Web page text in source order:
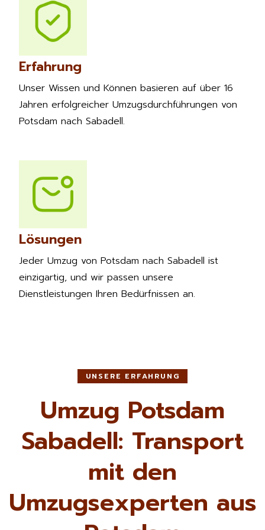
Erfahrung
Unser Wissen und Können basieren auf über 16
Jahren erfolgreicher Umzugsdurchführungen von
Potsdam nach Sabadell.
Lösungen
Jeder Umzug von Potsdam nach Sabadell ist
einzigartig, und wir passen unsere
Dienstleistungen Ihren Bedürfnissen an.
UNSERE ERFAHRUNG
Umzug Potsdam
Sabadell: Transport
mit den
Umzugsexperten aus